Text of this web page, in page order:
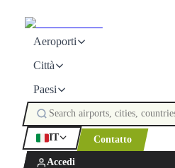
Aeroporti
Città
Paesi
IT Contatto
Accedi